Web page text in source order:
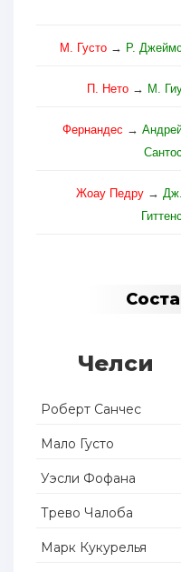
М. Густо → Р. Джеймс
П. Нето → М.
Фернандес →
Сантос
Жоау Педру → Дж.
Гиттенс
Челси
Роберт Санчес
Мало Густо
Уэсли Фофана
Трево Чалоба
Марк Кукурелья